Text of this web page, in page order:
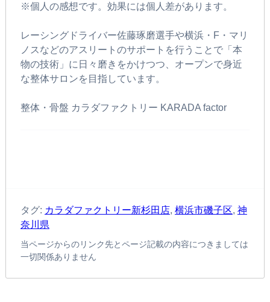
※個人の感想です。効果には個人差があります。
レーシングドライバー佐藤琢磨選手や横浜・F・マリ
ノスなどのアスリートのサポートを行うことで「本
物の技術」に日々磨きをかけつつ、オープンで身近
な整体サロンを目指しています。
整体・骨盤 カラダファクトリー KARADA factor
タグ: カラダファクトリー新杉田店, 横浜市磯子区, 神
奈川県
当ページからのリンク先とページ記載の内容につきましては
一切関係ありません